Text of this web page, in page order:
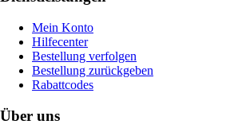
Mein Konto
Hilfecenter
Bestellung verfolgen
Bestellung zurückgeben
Rabattcodes
Über uns